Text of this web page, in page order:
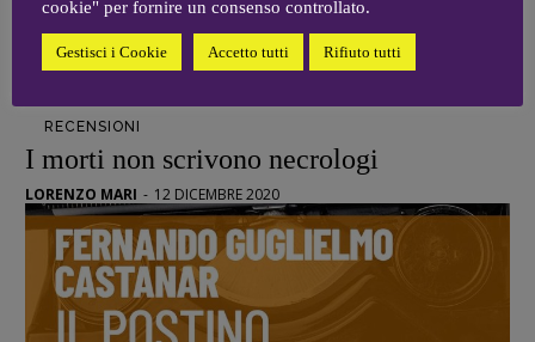
RECENSIONI
I morti non scrivono necrologi
LORENZO MARI - 12 DICEMBRE 2020
cookie" per fornire un consenso controllato.
Gestisci i Cookie Accetto tutti Rifiuto tutti